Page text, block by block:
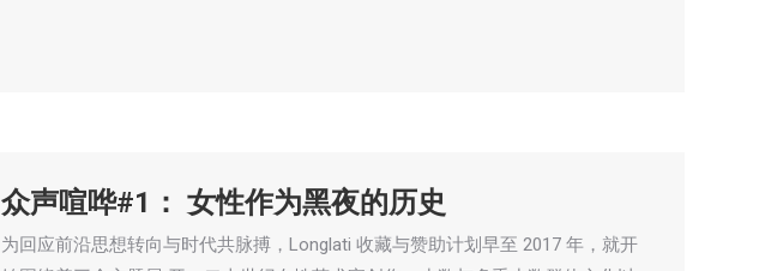
众声喧哗#1： 女性作为黑夜的历史
为回应前沿思想转向与时代共脉搏，Longlati 收藏与赞助计划早至 2017 年，就开